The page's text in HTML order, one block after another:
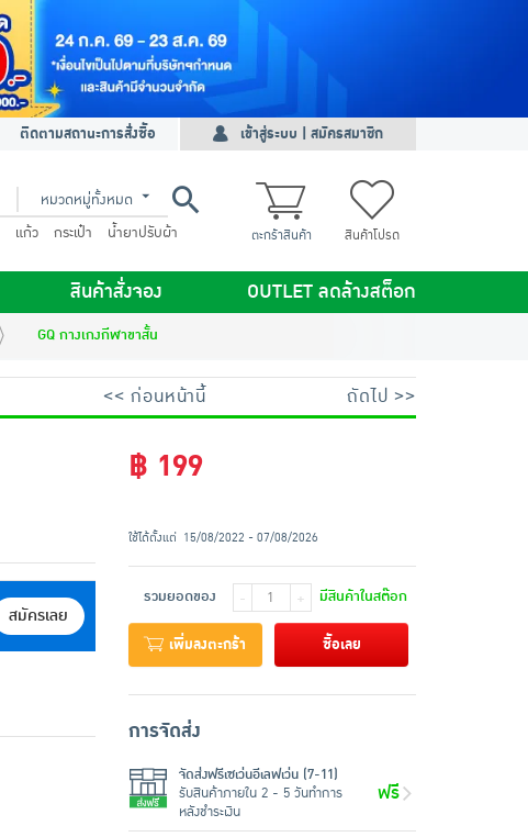
ติดตามสถานะการสั่งซื้อ เข้าสู่ระบบ | สมัครสมาชิก
หมวดหมู่ทั้งหมด
แก้ว กระเป๋า
น้ำยาปรับผ้า
ตะกร้าสินค้า สินค้าโปรด
สินค้าสั่งจอง OUTLET ลดล้างสต็อก
GQ กางเกงกีฬาขาสั้น
<< ก่อนหน้านี้
ถัดไป >>
สมัครเลย
฿ 199
ใช้ได้ตั้งแต่ 15/08/2022 - 07/08/2026
รวมยอดของ - + มีสินค้าในสต๊อก
เพิ่มลงตะกร้า ซื้อเลย
การจัดส่ง
จัดส่งฟรีเซเว่นอีเลฟเว่น (7-11)
รับสินค้าภายใน 2 - 5 วันทำการ
หลังชำระเงิน
ฟรี